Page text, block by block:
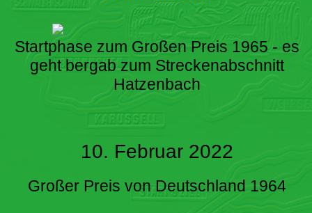
Startphase zum Großen Preis 1965 - es
geht bergab zum Streckenabschnitt
Hatzenbach
10. Februar 2022
Großer Preis von Deutschland 1964